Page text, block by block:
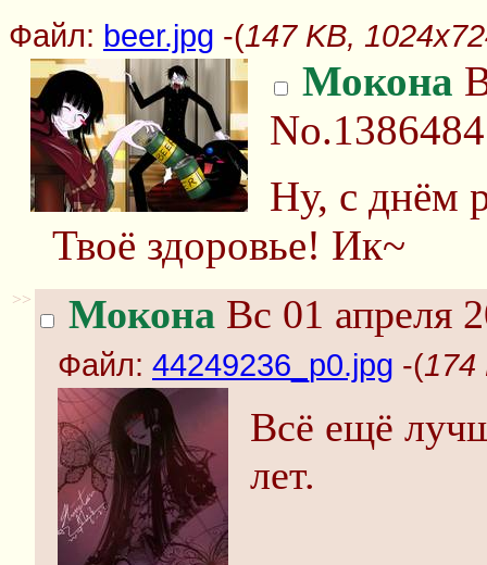
Файл: beer.jpg -(147 KB,
Мокона
No.1386484
Ну, с днём
Твоё здоровье! Ик~
>> Мокона Вс 01 апреля
Файл: 44249236_p0.jpg -(174
Всё ещё
лет.